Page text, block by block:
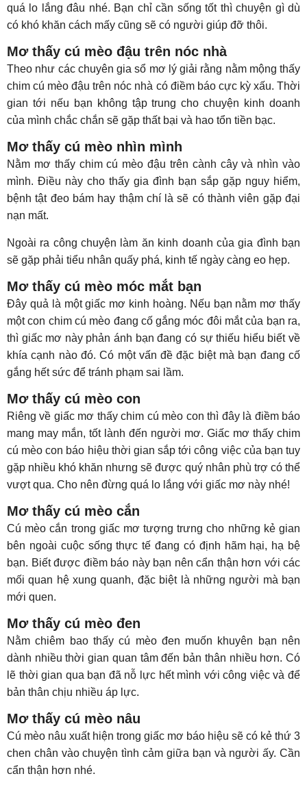
quá lo lắng đâu nhé. Bạn chỉ cần sống tốt thì chuyện gì dù
có khó khăn cách mấy cũng sẽ có người giúp đỡ thôi.
Mơ thấy cú mèo đậu trên nóc nhà
Theo như các chuyên gia sổ mơ lý giải rằng nằm mộng thấy
chim cú mèo đậu trên nóc nhà có điềm báo cực kỳ xấu. Thời
gian tới nếu bạn không tập trung cho chuyện kinh doanh
của mình chắc chắn sẽ gặp thất bại và hao tổn tiền bạc.
Mơ thấy cú mèo nhìn mình
Nằm mơ thấy chim cú mèo đậu trên cành cây và nhìn vào
mình. Điều này cho thấy gia đình bạn sắp gặp nguy hiểm,
bệnh tật đeo bám hay thậm chí là sẽ có thành viên gặp đại
nạn mất.
Ngoài ra công chuyện làm ăn kinh doanh của gia đình bạn
sẽ gặp phải tiểu nhân quấy phá, kinh tế ngày càng eo hẹp.
Mơ thấy cú mèo móc mắt bạn
Đây quả là một giấc mơ kinh hoàng. Nếu bạn nằm mơ thấy
một con chim cú mèo đang cố gắng móc đôi mắt của bạn ra,
thì giấc mơ này phản ánh bạn đang có sự thiếu hiểu biết về
khía cạnh nào đó. Có một vấn đề đặc biệt mà bạn đang cố
gắng hết sức để tránh phạm sai lầm.
Mơ thấy cú mèo con
Riêng về giấc mơ thấy chim cú mèo con thì đây là điềm báo
mang may mắn, tốt lành đến người mơ. Giấc mơ thấy chim
cú mèo con báo hiệu thời gian sắp tới công việc của bạn tuy
gặp nhiều khó khăn nhưng sẽ được quý nhân phù trợ có thể
vượt qua. Cho nên đừng quá lo lắng với giấc mơ này nhé!
Mơ thấy cú mèo cắn
Cú mèo cắn trong giấc mơ tượng trưng cho những kẻ gian
bên ngoài cuộc sống thực tế đang có định hãm hại, hạ bệ
bạn. Biết được điềm báo này bạn nên cẩn thận hơn với các
mối quan hệ xung quanh, đặc biệt là những người mà bạn
mới quen.
Mơ thấy cú mèo đen
Nằm chiêm bao thấy cú mèo đen muốn khuyên bạn nên
dành nhiều thời gian quan tâm đến bản thân nhiều hơn. Có
lẽ thời gian qua bạn đã nỗ lực hết mình với công việc và để
bản thân chịu nhiều áp lực.
Mơ thấy cú mèo nâu
Cú mèo nâu xuất hiện trong giấc mơ báo hiệu sẽ có kẻ thứ 3
chen chân vào chuyện tình cảm giữa bạn và người ấy. Cần
cẩn thận hơn nhé.